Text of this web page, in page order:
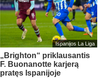
Ispanijos La Liga
„Brighton“ priklausantis
F. Buonanotte karjerą
pratęs Ispanijoje